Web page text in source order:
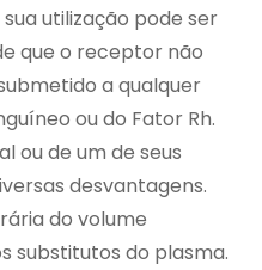
utilização pode ser
que o receptor não
a qualquer
ou do Fator Rh.
ou de um de seus
desvantagens.
do volume
substitutos do plasma.